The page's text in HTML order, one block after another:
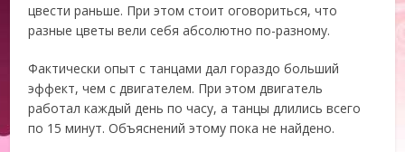
цвести раньше. При этом стоит оговориться, что
разные цветы вели себя абсолютно по-разному.
Фактически опыт с танцами дал гораздо больший
эффект, чем с двигателем. При этом двигатель
работал каждый день по часу, а танцы длились всего
по 15 минут. Объяснений этому пока не найдено.